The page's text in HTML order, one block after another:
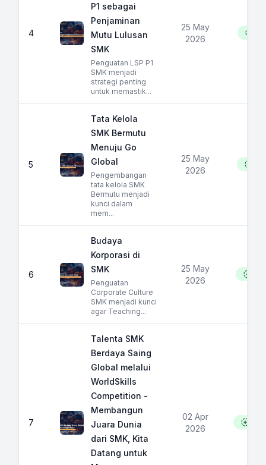
4
P1 sebagai
Penjaminan
Mutu Lulusan
SMK
Penguatan LSP P1
SMK menjadi
strategi penting
untuk memastik...
25 May
2026
5
Tata Kelola
SMK Bermutu
Menuju Go
Global
Pengembangan
tata kelola SMK
Bermutu menjadi
kunci dalam
mem...
25 May
2026
6
Budaya
Korporasi di
SMK
Penguatan
Corporate Culture
SMK menjadi kunci
agar Teaching...
25 May
2026
7
Talenta SMK
Berdaya Saing
Global melalui
WorldSkills
Competition -
Membangun
Juara Dunia
dari SMK, Kita
Datang untuk
02 Apr
2026